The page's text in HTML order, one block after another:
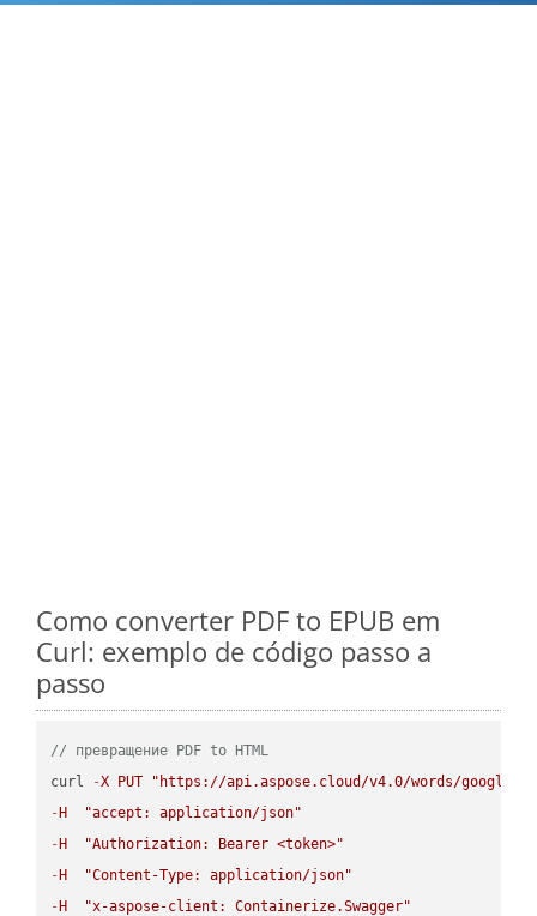
Como converter PDF to EPUB em
Curl: exemplo de código passo a
passo
// превращение PDF to HTML
curl
-X PUT
"https://api.aspose.cloud/v4.0/words/
- H
"accept: application/json"
- H
"Authorization: Bearer <token>"
- H
"Content-Type: application/json"
- H
"x-aspose-client: Containerize.Swagger"